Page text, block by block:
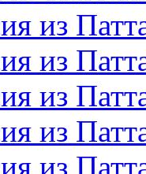
из
из
из
из
из